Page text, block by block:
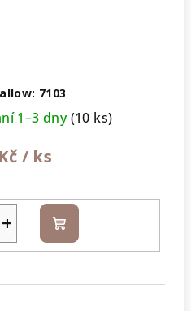
7103
1–3 dny(10 ks)
/ ks
+ Do
košíku